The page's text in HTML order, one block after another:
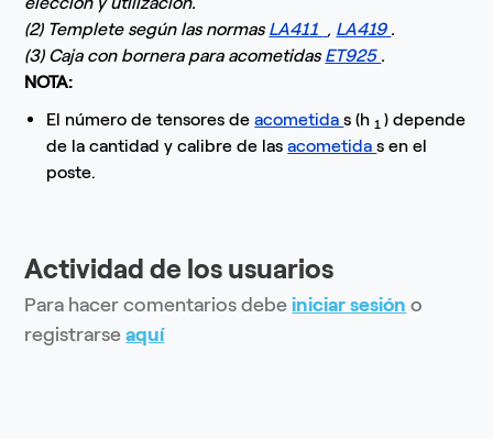
(2) Templete según las normasLA411 , LA419 .
(3) Caja con bornera para acometidasET925 .
NOTA:
El número de tensores deacometidas (h 1) depende
de la cantidad y calibre de lasacometidas en el
poste.
Actividad de los usuarios
Para hacer comentarios debeiniciar sesión o
registrarseaquí